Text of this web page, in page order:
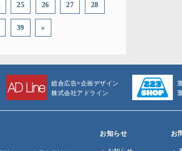
25 26 27 28
39 »
総合広告×企画デザイン
株式会社アドライン
お知らせ お